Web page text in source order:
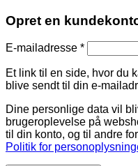
Opret en
E-mailadresse *
Et link til en side, hvor du
blive sendt til din e-
Dine personlige data vil
brugeroplevelse på
til din konto, og til andre
Politik for